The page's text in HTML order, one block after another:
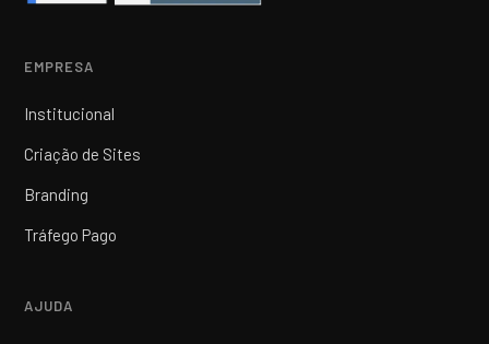
EMPRESA
Institucional
Criação de Sites
Branding
Tráfego Pago
AJUDA